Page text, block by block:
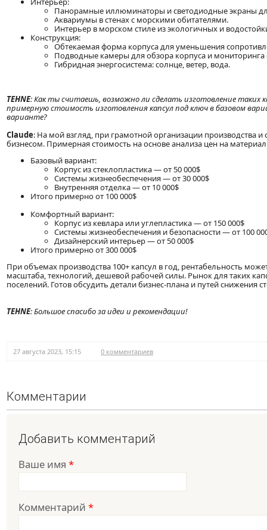
Панорамные иллюминаторы и светодиодные экраны
Аквариумы в стенах с морскими обитателями.
Интерьер в морском стиле из экологичных и
Конструкция:
Обтекаемая форма корпуса для уменьшения
Подводные камеры для обзора корпуса и мониторинга
Гибридная энергосистема: солнце, ветер, вода.
TEHNE: Как ты считаешь, возможно ли сделать изготовление таких
примерную стоимость изготовления капсул под ключ в базовом
варианте?
Claude: На мой взгляд, при грамотной организации производства
бизнесом. Примерная стоимость на основе анализа цен на
Базовый вариант:
Корпус из стеклопластика — от 50 000$
Системы жизнеобеспечения — от 30 000$
Внутренняя отделка — от 10 000$
Итого примерно от 100 000$
Комфортный вариант:
Корпус из кевлара или углепластика — от 150 000$
Системы жизнеобеспечения и безопасности — от 100
Дизайнерский интерьер — от 50 000$
Итого примерно от 300 000$
При объемах производства 100+ капсул в год, рентабельность
масштаба, технологий, дешевой рабочей силы. Рынок для таких
поселений. Готов обсудить детали бизнес-плана и путей
TEHNE: Большое спасибо за идеи и рекомендации!
27 августа 2023, 15:15 0 комментариев
Комментарии
Добавить комментарий
Ваше имя *
Комментарий *